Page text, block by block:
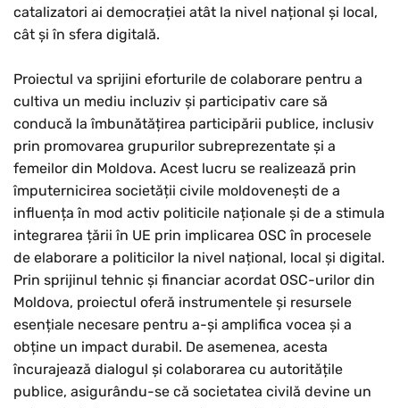
catalizatori ai democrației atât la nivel național și local,
cât și în sfera digitală.
Proiectul va sprijini eforturile de colaborare pentru a
cultiva un mediu incluziv și participativ care să
conducă la îmbunătățirea participării publice, inclusiv
prin promovarea grupurilor subreprezentate și a
femeilor din Moldova. Acest lucru se realizează prin
împuternicirea societății civile moldovenești de a
influența în mod activ politicile naționale și de a stimula
integrarea țării în UE prin implicarea OSC în procesele
de elaborare a politicilor la nivel național, local și digital.
Prin sprijinul tehnic și financiar acordat OSC-urilor din
Moldova, proiectul oferă instrumentele și resursele
esențiale necesare pentru a-și amplifica vocea și a
obține un impact durabil. De asemenea, acesta
încurajează dialogul și colaborarea cu autoritățile
publice, asigurându-se că societatea civilă devine un